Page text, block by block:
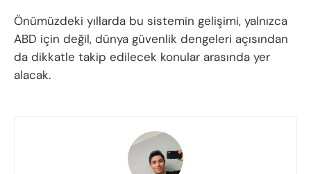
Önümüzdeki yıllarda bu sistemin gelişimi, yalnızca
ABD için değil, dünya güvenlik dengeleri açısından
da dikkatle takip edilecek konular arasında yer
alacak.